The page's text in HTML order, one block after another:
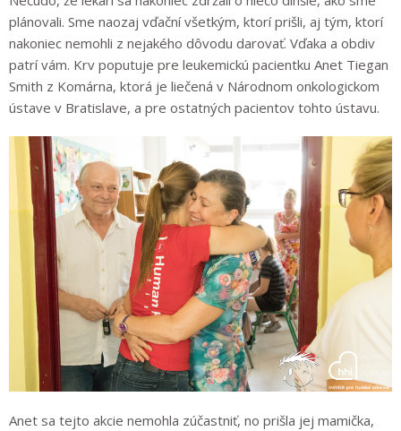
plánovali. Sme naozaj vďační všetkým, ktorí prišli, aj tým, ktorí
nakoniec nemohli z nejakého dôvodu darovať. Vďaka a obdiv
patrí vám. Krv poputuje pre leukemickú pacientku Anet Tiegan
Smith z Komárna, ktorá je liečená v Národnom onkologickom
ústave v Bratislave, a pre ostatných pacientov tohto ústavu.
Anet sa tejto akcie nemohla zúčastniť, no prišla jej mamička,